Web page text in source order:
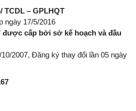
TCDL – GPLHQT
ngày 17/5/2016
được cấp bởi sở kế hoạch và đầu
2007, Đăng ký thay đổi lần 05 ngày